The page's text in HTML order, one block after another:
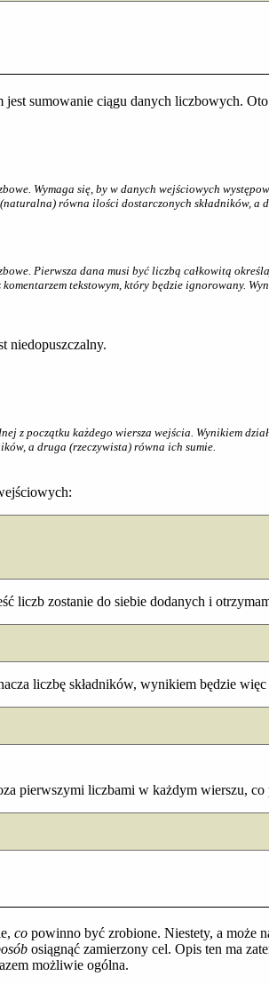
jest sumowanie ciągu danych liczbowych.
Wymaga się, by w danych wejściowych
równa ilości dostarczonych składników, a
Pierwsza dana musi być liczbą całkowitą
tekstowym, który będzie ignorowany.
niedopuszczalny.
z początku każdego wiersza wejścia. Wynikiem
a druga (rzeczywista) równa ich sumie.
liczb zostanie do siebie dodanych i
liczbę składników, wynikiem będzie więc
pierwszymi liczbami w każdym wierszu,
copowinno być zrobione. Niestety, a może
osiągnąć zamierzony cel. Opis ten ma
możliwie ogólna.